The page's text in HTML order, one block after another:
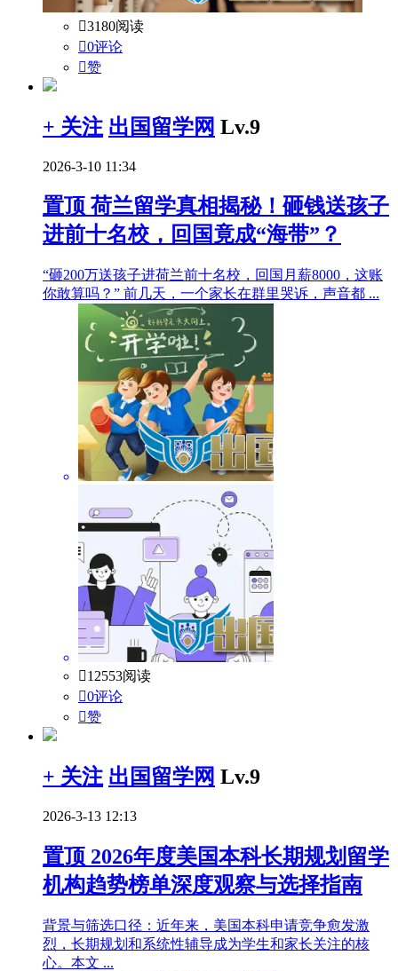
3180阅读
0评论
赞
+ 关注 出国留学网 Lv.9
2026-3-10 11:34
置顶 荷兰留学真相揭秘！砸钱送孩子
进前十名校，回国竟成“海带”？
“砸200万送孩子进荷兰前十名校，回国月薪8000，这账
你敢算吗？” 前几天，一个家长在群里哭诉，声音都 ...
12553阅读
0评论
赞
+ 关注 出国留学网 Lv.9
2026-3-13 12:13
置顶 2026年度美国本科长期规划留学
机构趋势榜单深度观察与选择指南
背景与筛选口径：近年来，美国本科申请竞争愈发激
烈，长期规划和系统性辅导成为学生和家长关注的核
心。本文 ...